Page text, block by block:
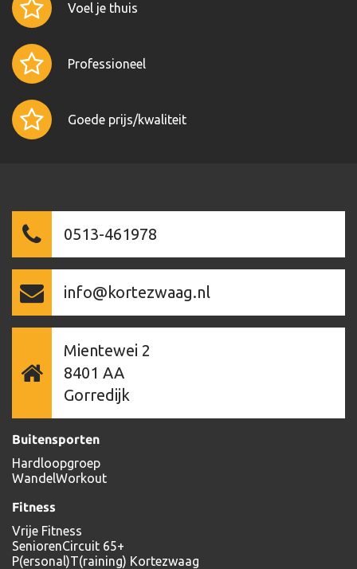
Voel je thuis
Professioneel
Goede prijs/kwaliteit
0513-461978
info@kortezwaag.nl
Mientewei 2
8401 AA
Gorredijk
Buitensporten
Hardloopgroep
WandelWorkout
Fitness
Vrije Fitness
SeniorenCircuit 65+
P(ersonal)T(raining) Kortezwaag